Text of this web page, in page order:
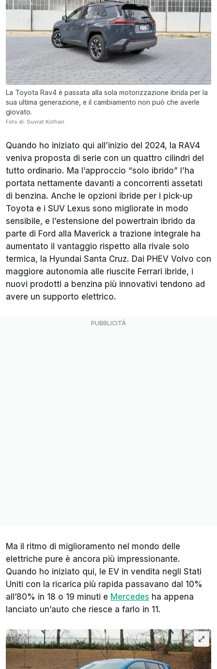
La Toyota Rav4 è passata alla sola motorizzazione ibrida per la
sua ultima generazione, e il cambiamento non può che averle
giovato.
Foto di: Suvrat Kothari
Quando ho iniziato qui all’inizio del 2024, la RAV4
veniva proposta di serie con un quattro cilindri del
tutto ordinario. Ma l’approccio “solo ibrido” l’ha
portata nettamente davanti a concorrenti assetati
di benzina. Anche le opzioni ibride per i pick-up
Toyota e i SUV Lexus sono migliorate in modo
sensibile, e l’estensione del powertrain ibrido da
parte di Ford alla Maverick a trazione integrale ha
aumentato il vantaggio rispetto alla rivale solo
termica, la Hyundai Santa Cruz. Dai PHEV Volvo con
maggiore autonomia alle riuscite Ferrari ibride, i
nuovi prodotti a benzina più innovativi tendono ad
avere un supporto elettrico.
Ma il ritmo di miglioramento nel mondo delle
elettriche pure è ancora più impressionante.
Quando ho iniziato qui, le EV in vendita negli Stati
Uniti con la ricarica più rapida passavano dal 10%
all’80% in 18 o 19 minuti e Mercedes ha appena
lanciato un’auto che riesce a farlo in 11.